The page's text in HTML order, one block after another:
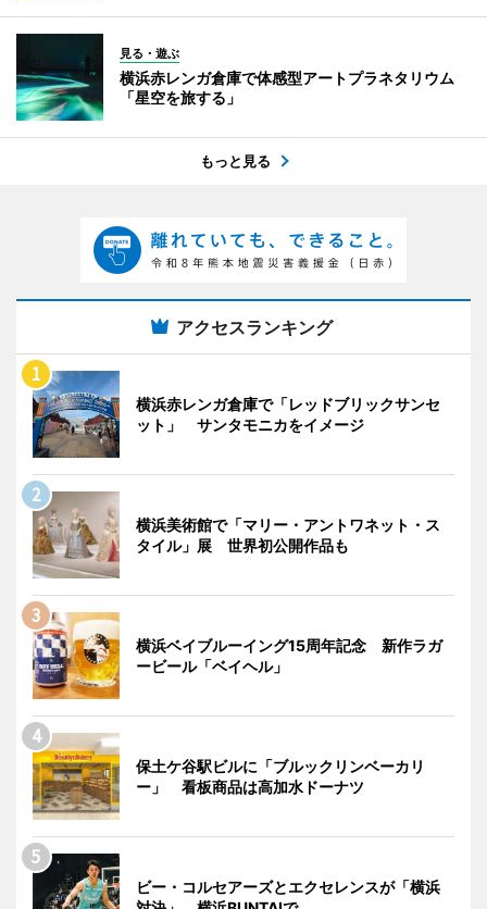
見る・遊ぶ
横浜赤レンガ倉庫で体感型アートプラネタリウム
「星空を旅する」
もっと見る
アクセスランキング
横浜赤レンガ倉庫で「レッドブリックサンセ
ット」 サンタモニカをイメージ
横浜美術館で「マリー・アントワネット・ス
タイル」展 世界初公開作品も
横浜ベイブルーイング15周年記念 新作ラガ
ービール「ベイヘル」
保土ケ谷駅ビルに「ブルックリンベーカリ
ー」 看板商品は高加水ドーナツ
ビー・コルセアーズとエクセレンスが「横浜